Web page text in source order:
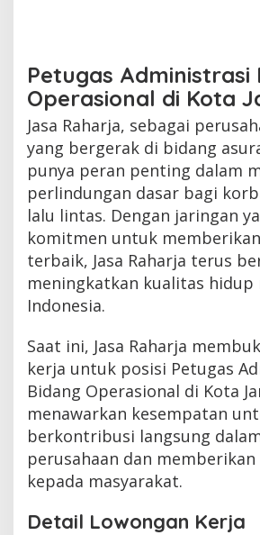
Petugas Administrasi
Operasional di Kota
Jasa Raharja, sebagai
yang bergerak di bidang
punya peran penting dalam
perlindungan dasar bagi
lalu lintas. Dengan jaringan
komitmen untuk
terbaik, Jasa Raharja terus
meningkatkan kualitas hidup
Indonesia.
Saat ini, Jasa Raharja
kerja untuk posisi Petugas
Bidang Operasional di Kota
menawarkan kesempatan
berkontribusi langsung
perusahaan dan memberikan
kepada masyarakat.
Detail Lowongan Kerja